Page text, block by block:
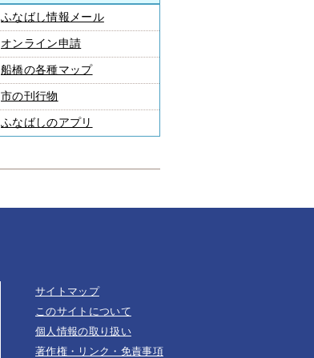
ふなばし情報メール
オンライン申請
船橋の各種マップ
市の刊行物
ふなばしのアプリ
サイトマップ
このサイトについて
個人情報の取り扱い
著作権・リンク・免責事項